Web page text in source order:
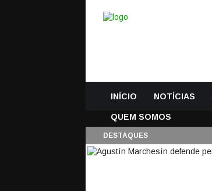
INÍCIO NOTÍCIAS
QUEM SOMOS
DESTAQUES